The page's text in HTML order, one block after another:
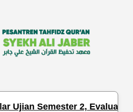
Ujian Semester 2, Evaluasi